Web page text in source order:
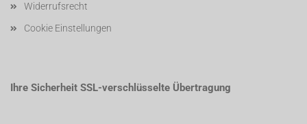
Widerrufsrecht
Cookie Einstellungen
Ihre Sicherheit SSL-verschlüsselte Übertragung